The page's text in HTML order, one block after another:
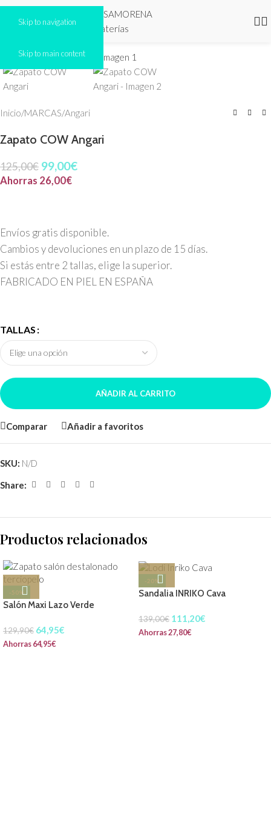
Skip to navigation
Skip to main content
Inicio/MARCAS/Angari
Zapato COW Angari
125,00€ 99,00€
Ahorras 26,00€
Envíos gratis disponible.
Cambios y devoluciones en un plazo de 15 días.
Si estás entre 2 tallas, elige la superior.
FABRICADO EN PIEL EN ESPAÑA
TALLAS
AÑADIR AL CARRITO
Comparar Añadir a favoritos
SKU: N/D
Share:
Productos relacionados
-50%
Salón Maxi Lazo Verde
129,90€ 64,95€
Ahorras64,95€
-20%
Sandalia INRIKO Cava
139,00€ 111,20€
Ahorras27,80€